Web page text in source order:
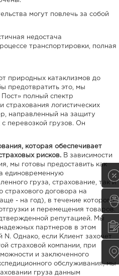
могут повлечь за собой
недостача
транспортировки, полная
природных катаклизмов до
предотвратить это, мы
полный спектр
страхования логистических
направленный на защиту
перевозкой грузов. Он
которая обеспечивает
рисков. В зависимости
мы готовы предоставить как
единовременную
груза, страхование, так и
страхового договора на
- на год), в течение которого
и перемещения товаров.
репутацией. Мы
партнеров в этом
N. Однако, если Клиент захочет
страховой компании, при
и заключенного
обслуживания, мы
груза данным